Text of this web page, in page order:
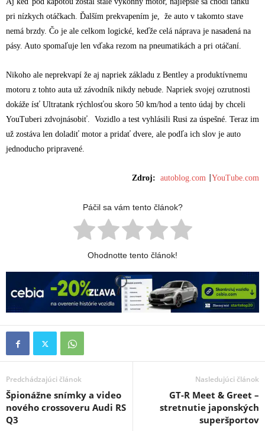
pri nízkych otáčkach. Ďalším prekvapením je, že auto v takomto stave
nemá brzdy. Čo je ale celkom logické, keďže celá náprava je nasadená na
pásy. Auto spomaľuje len vďaka rezom na pneumatikách a pri otáčaní.
Nikoho ale neprekvapí že aj napriek základu z Bentley a produktívnemu
motoru z tohto auta už závodník nikdy nebude. Napriek svojej ozrutnosti
dokáže ísť Ultratank rýchlosťou skoro 50 km/hod a tento údaj by chceli
YouTuberi zdvojnásobiť. Vozidlo a test vyhlásili Rusi za úspešné. Teraz im
už zostáva len doladiť motor a pridať dvere, ale podľa ich slov je auto
jednoducho pripravené.
Zdroj: autoblog.com YouTube.com
Páčil sa vám tento článok?
Ohodnotte tento článok!
Predchádzajúci článok
Špionážne snímky a video
nového crossoveru Audi RS
Q3
Nasledujúci článok
GT-R Meet & Greet –
stretnutie japonských
superšportov